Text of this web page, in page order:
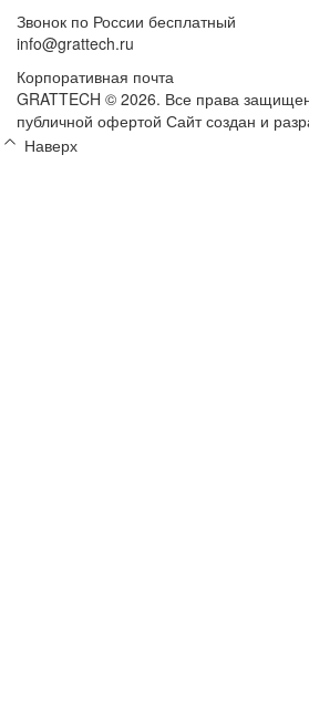
Звонок по России бесплатный
info@grattech.ru
Корпоративная почта
GRATTECH © 2026. Все права
публичной офертой Сайт создан и
Наверх